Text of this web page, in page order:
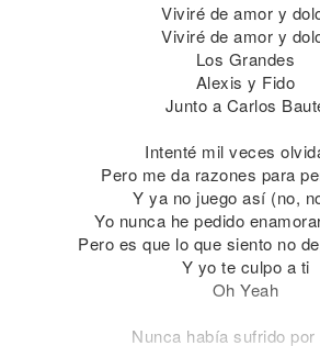
Viviré de amor y
Viviré de amor y
Los Grandes
Alexis y Fido
Junto a Carlos
Intenté mil veces
Pero me da razones para
Y ya no juego así (no,
Yo nunca he pedido
Pero es que lo que siento no
Y yo te culpo a ti
Oh Yeah
Nunca había sufrido